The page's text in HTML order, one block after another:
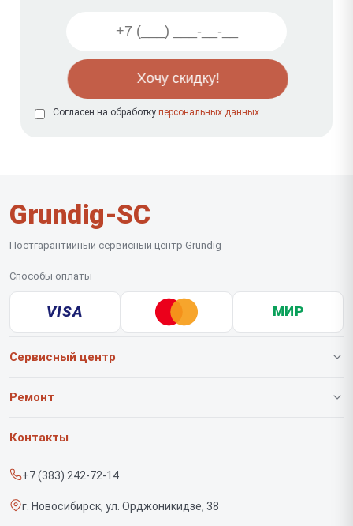
Согласен на обработку персональных данных
Grundig-SC
Постгарантийный сервисный центр Grundig
Способы оплаты
VISA МИР
Сервисный центр
О нашем сервисе
Срочный ремонт
Доставка и способы оплаты
Ремонт
Роботов-пылесосов
Контакты
+7 (383) 242-72-14
г. Новосибирск, ул. Орджоникидзе, 38